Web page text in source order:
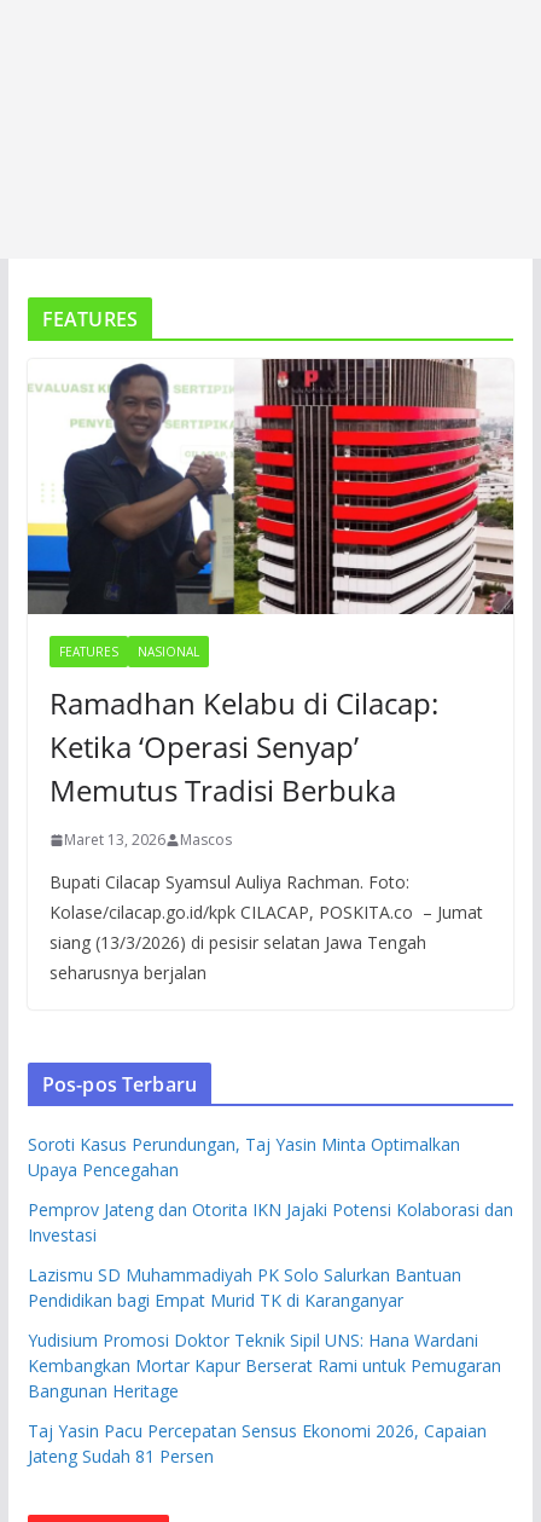
FEATURES
FEATURES NASIONAL
Ramadhan Kelabu di Cilacap:
Ketika ‘Operasi Senyap’
Memutus Tradisi Berbuka
Maret 13, 2026 Mascos
Bupati Cilacap Syamsul Auliya Rachman. Foto:
Kolase/cilacap.go.id/kpk CILACAP, POSKITA.co – Jumat
siang (13/3/2026) di pesisir selatan Jawa Tengah
seharusnya berjalan
Pos-pos Terbaru
Soroti Kasus Perundungan, Taj Yasin Minta Optimalkan
Upaya Pencegahan
Pemprov Jateng dan Otorita IKN Jajaki Potensi Kolaborasi dan
Investasi
Lazismu SD Muhammadiyah PK Solo Salurkan Bantuan
Pendidikan bagi Empat Murid TK di Karanganyar
Yudisium Promosi Doktor Teknik Sipil UNS: Hana Wardani
Kembangkan Mortar Kapur Berserat Rami untuk Pemugaran
Bangunan Heritage
Taj Yasin Pacu Percepatan Sensus Ekonomi 2026, Capaian
Jateng Sudah 81 Persen